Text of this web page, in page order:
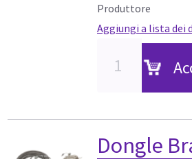
Produttore
Aggiungi a lista dei
Dongle